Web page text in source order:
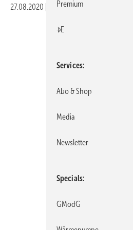
27.08.2020 Druckvorschau
Premium
+E
Services
Abo & Shop
Media
Newsletter
Specials
GModG